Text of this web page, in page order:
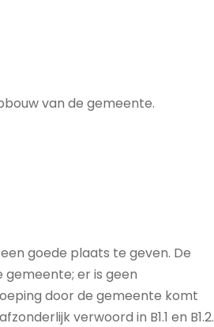
van de gemeente.
goede plaats te geven. De
gemeente; er is geen
door de gemeente komt
verwoord in B1.1 en B1.2.